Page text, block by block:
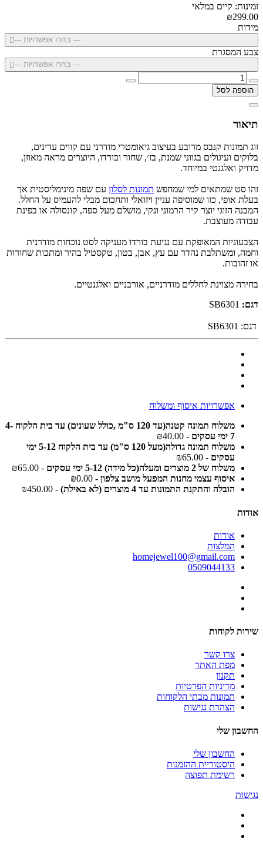
זמינות: קיים במלאי
₪299.00
מידות
--- בחרו אפשרויות ---
צבע המסגרת
--- בחרו אפשרויות ---
הוספה לסל
תיאור
זוג תמונות קנבס מרובע בעיצוב גיאומטרי מודרני עם קווים עדינים,
בלוקים ועיגולים בגווני שמנת, בז׳, שחור ובורדו, היוצרים מראה מאוזן,
מדויק ואלגנטי במיוחד.
זהו סט שמתאים למי שמחפש תמונות לסלון עם שפה מינימליסטית אך
בעלת אופי, כזו שמוסיפה עניין ויזואלי ותחכום מבלי להעמיס על החלל.
המבנה הזוגי יוצר קיר הרמוני ונקי, מושלם מעל ספה, קונסולה או בפינת
עבודה מעוצבת.
הצבעוניות המאופקת עם נגיעת בורדו מעניקה לסט נוכחות מודרנית
וחמה, ומשתלבת נהדר עם עץ, אבן, בטון, טקסטיל בהיר ומתכות שחורות
או זהובות.
בחירה מצוינת לחללים מודרניים, אורבניים ואלגנטיים.
דגם:
דגם: SB6301
אפשרויות איסוף ומשלוח
משלוח תמונה קטנה(עד 120 ס"מ ,כולל שעונים) עד בית הלקוח 4-
7 ימי עסקים
- ₪40.00
משלוח תמונה גדולה(מעל 120 ס"מ) עד בית הלקוח 5-12 ימי
עסקים - ₪65.00
משלוח של 2 מוצרים ומעלה(כל מידה) 5-12 ימי עסקים
- ₪65.00
איסוף עצמי מחנות המפעל מושב צלפון - ₪0.00
הובלה והתקנת התמונות עד 4 מוצרים (לא באילת)
- ₪450.00
אודות
אודות
המלצות
homejewel100@gmail.com
0509044133
שירות לקוחות
צרו קשר
מפת האתר
תקנון
מדיניות הפרטיות
תמונות מבתי הלקוחות
הצהרת נגישות
החשבון שלי
החשבון שלי
היסטוריית ההזמנות
רשימת תפוצה
נגישות